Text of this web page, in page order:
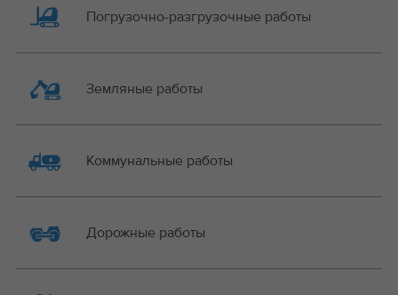
Погрузочно-разгрузочные работы
Земляные работы
Коммунальные работы
Дорожные работы